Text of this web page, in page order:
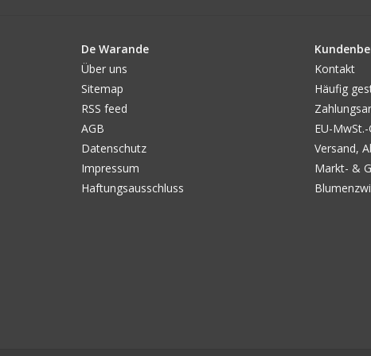
De Warande
Über uns
Sitemap
RSS feed
AGB
Datenschutz
Impressum
Haftungsausschluss
Kontakt
Häufig
EU-
Versand,
Markt- &